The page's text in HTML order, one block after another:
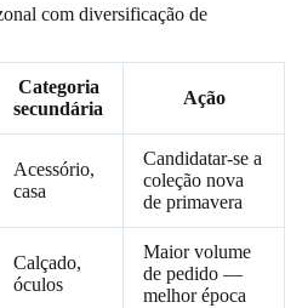
com diversificação de
Categoria
secundária
Ação
Acessório,
casa
Candidatar-se a
coleção nova
de primavera
Calçado,
óculos
Maior volume
de pedido —
melhor época